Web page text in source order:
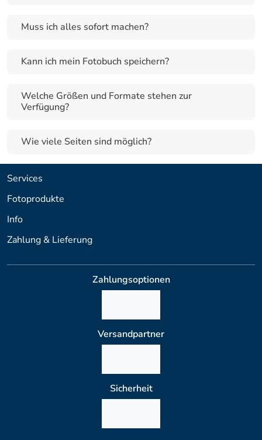
Muss ich alles sofort machen?
Kann ich mein Fotobuch speichern?
Welche Größen und Formate stehen zur
Verfügung?
Wie viele Seiten sind möglich?
Services
Fotoprodukte
Info
Zahlung & Lieferung
Zahlungsoptionen
Versandpartner
Sicherheit